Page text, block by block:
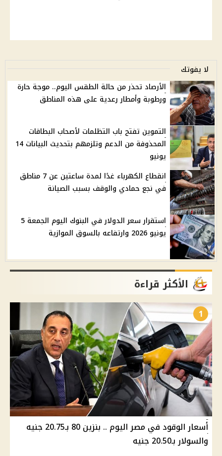
لا يفوتك
الأرصاد تحذر من حالة الطقس اليوم.. موجة حارة
ورطوبة وأمطار رعدية على هذه المناطق
التموين تفتح باب التظلمات لأصحاب البطاقات
المحذوفة من الدعم وتلزمهم بتحديث البيانات 14
يونيو
انقطاع الكهرباء غدًا لمدة ساعتين عن 7 مناطق
في نجع حمادي والوقف بسبب الصيانة
استقرار سعر الدولار في البنوك اليوم الجمعة 5
يونيو 2026 وارتفاعه بالسوق الموازية
الأكثر قراءة
1
أسعار الوقود في مصر اليوم .. بنزين 80 بـ20.75 جنيه
والسولار بـ20.50 جنيه